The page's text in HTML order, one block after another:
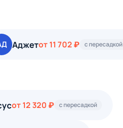
Аджетот 11 702 ₽ с пересадкой
от 12 320 ₽ с пересадкой